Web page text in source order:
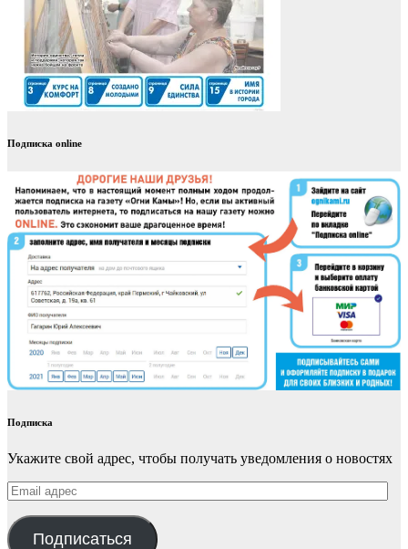
Подписка online
Подписка
Укажите свой адрес, чтобы получать уведомления о новостях
Email
адрес
Подписаться